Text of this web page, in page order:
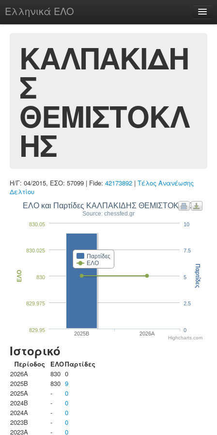
Ελληνικά ΕΛΟ
chesstu.be @ discord
Login
ΚΑΛΠΑΚΙΔΗ
Σ
ΘΕΜΙΣΤΟΚΛ
ΗΣ
Η/Γ: 04/2015, ΕΣΟ: 57099 | Fide: 42173892 | Τέλος Ανανέωσης
Δελτίου
ΕΛΟ και Παρτίδες ΚΑΛΠΑΚΙΔΗΣ ΘΕΜΙΣΤΟΚΛΗΣ
Source: chessfed.gr
Παρτίδες
ΕΛΟ
2025B 2026A
829.95
829.975
830
830.025
830.05
ΕΛΟ
0
2.5
5
7.5
10
Παρτίδες
Highcharts.com
Ιστορικό
Περίοδος ΕΛΟΠαρτίδες
2026A
830 0
2025B
830 9
2025A
-
0
2024B
-
0
2024A
-
0
2023B
-
0
2023Α
- 0